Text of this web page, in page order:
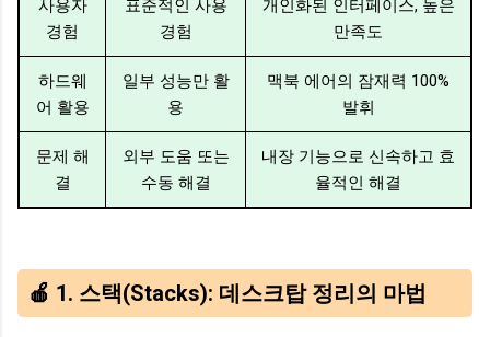
사용자
경험
표준적인 사용
경험
개인화된 인터페이스, 높은
만족도
하드웨
어 활용
일부 성능만 활
용
맥북 에어의 잠재력 100%
발휘
문제 해
결
외부 도움 또는
수동 해결
내장 기능으로 신속하고 효
율적인 해결
🍎 1. 스택(Stacks): 데스크탑 정리의 마법